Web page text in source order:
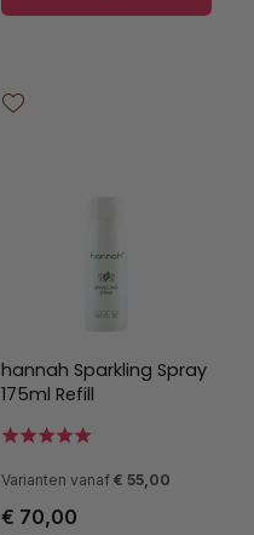
hannah Sparkling Spray
175ml Refill
Varianten vanaf € 55,00
€ 70,00